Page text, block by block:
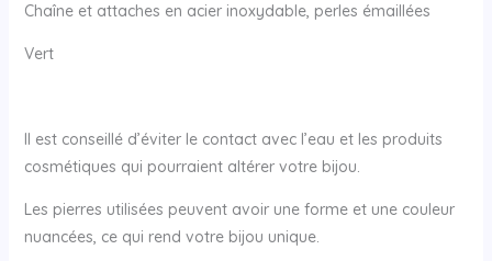
Chaîne et attaches en acier inoxydable, perles émaillées
Vert
Il est conseillé d’éviter le contact avec l’eau et les produits
cosmétiques qui pourraient altérer votre bijou.
Les pierres utilisées peuvent avoir une forme et une couleur
nuancées, ce qui rend votre bijou unique.